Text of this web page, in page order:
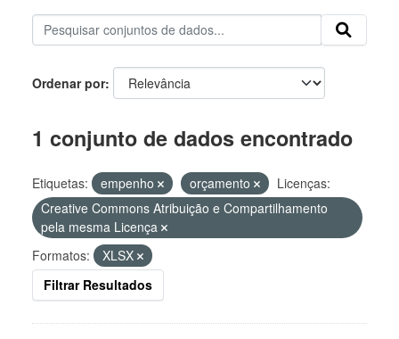
Ordenar por
1 conjunto de dados encontrado
Etiquetas: empenho orçamento
Licenças:
Creative Commons Atribuição e Compartilhamento
pela mesma Licença
Formatos:
XLSX
Filtrar Resultados